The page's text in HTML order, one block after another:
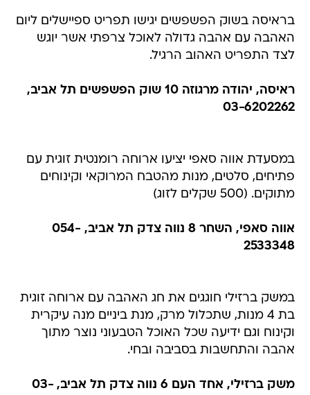
בראיסה בשוק הפשפשים יגישו תפריט ספיישלים ליום
האהבה עם אהבה גדולה לאוכל צרפתי אשר יוגש
לצד התפריט האהוב הרגיל.
ראיסה, יהודה מרגוזה 10 שוק הפשפשים תל אביב,
03-6202262
במסעדת אווה סאפי יציעו ארוחה רומנטית זוגית עם
פתיחים, סלטים, מנות מהטבח המרוקאי וקינוחים
מתוקים. (500 שקלים לזוג)
אווה סאפי, השחר 8 נווה צדק תל אביב, 054-
2533348
במשק ברזילי חוגגים את חג האהבה עם ארוחה זוגית
בת 4 מנות, שתכלול מרק, מנת ביניים מנה עיקרית
וקינוח וגם ידיעה שכל האוכל הטבעוני נוצר מתוך
אהבה והתחשבות בסביבה ובחי.
משק ברזילי, אחד העם 6 נווה צדק תל אביב, 03-